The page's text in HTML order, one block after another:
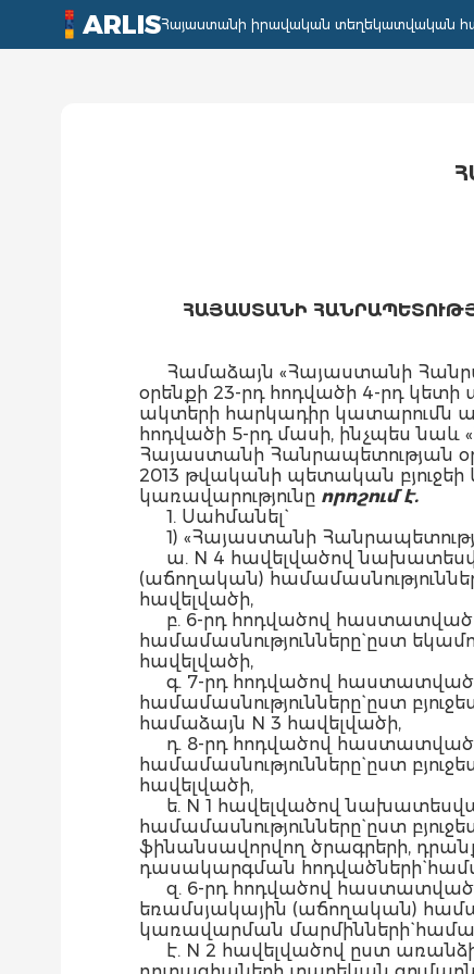
ARLISՀայաստանի իրավական տեղեկատվական
ՀԱՅԱՍՏԱՆԻ
Համաձայն «Հայաստանի
օրենքի 23-րդ հոդվածի 4-րդ
ակտերի հարկադիր կատարումն
հոդվածի 5-րդ մասի, ինչպես
Հայաստանի Հանրապետության
2013 թվականի պետական
կառավարությունը որոշում է.
1. Սահմանել`
1) «Հայաստանի
ա. N 4 հավելվածով
(աճողական)
հավելվածի,
բ. 6-րդ հոդվածով
համամասնությունները` ըստ
հավելվածի,
գ. 7-րդ հոդվածով
համամասնությունները` ըստ
համաձայն N 3 հավելվածի,
դ. 8-րդ հոդվածով
համամասնությունները` ըստ
հավելվածի,
ե. N 1 հավելվածով
համամասնությունները` ըստ
ֆինանսավորվող ծրագրերի,
դասակարգման հոդվածների`
զ. 6-րդ հոդվածով
եռամսյակային (աճողական)
կառավարման մարմինների`
է. N 2 հավելվածով ըստ